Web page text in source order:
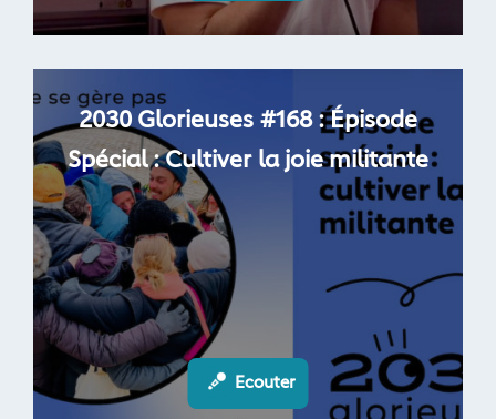
2030 Glorieuses #168 : Épisode
Spécial : Cultiver la joie militante
Ecouter